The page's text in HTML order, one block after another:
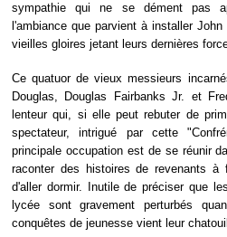
sympathie qui ne se dément pas
l'ambiance que parvient à installer
vieilles gloires jetant leurs dernières
Ce quatuor de vieux messieurs
Douglas, Douglas Fairbanks Jr. et
lenteur qui, si elle peut rebuter de
spectateur, intrigué par cette
principale occupation est de se réunir
raconter des histoires de revenants
d'aller dormir. Inutile de préciser que
lycée sont gravement perturbés
conquêtes de jeunesse vient leur